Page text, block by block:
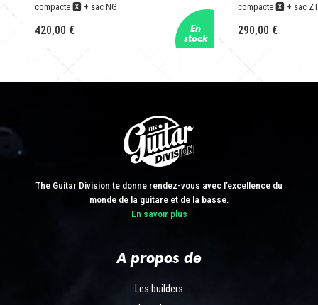
compacte 🆇 + sac NG
420,00 €
compacte 🆇 + sac ZT
290,00 €
The Guitar Division te donne rendez-vous avec l’excellence du
monde de la guitare et de la basse.
En savoir plus
A propos de
Les builders